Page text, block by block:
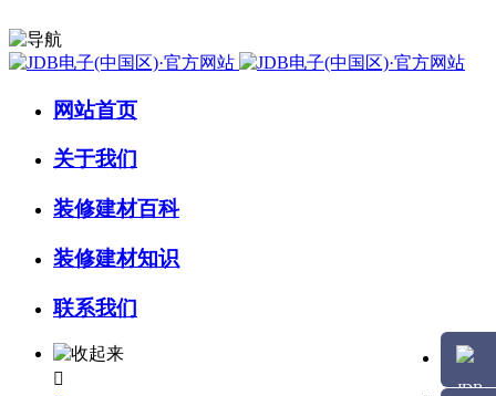
网站首页
关于我们
装修建材百科
装修建材知识
联系我们
